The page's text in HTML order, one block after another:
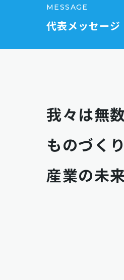
MESSAGE
代表メッセージ
我々は無
ものづく
産業の未